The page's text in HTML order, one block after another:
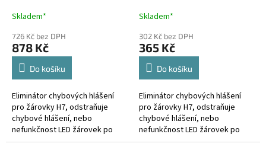
Skladem*
726 Kč bez DPH
878 Kč
Do košíku
Eliminátor chybových hlášení
pro žárovky H7, odstraňuje
chybové hlášení, nebo
nefunkčnost LED žárovek po
montáži do nových vozidel se
Skladem*
302 Kč bez DPH
365 Kč
Do košíku
Eliminátor chybových hlášení
pro žárovky H7, odstraňuje
chybové hlášení, nebo
nefunkčnost LED žárovek po
montáži do nových vozidel se